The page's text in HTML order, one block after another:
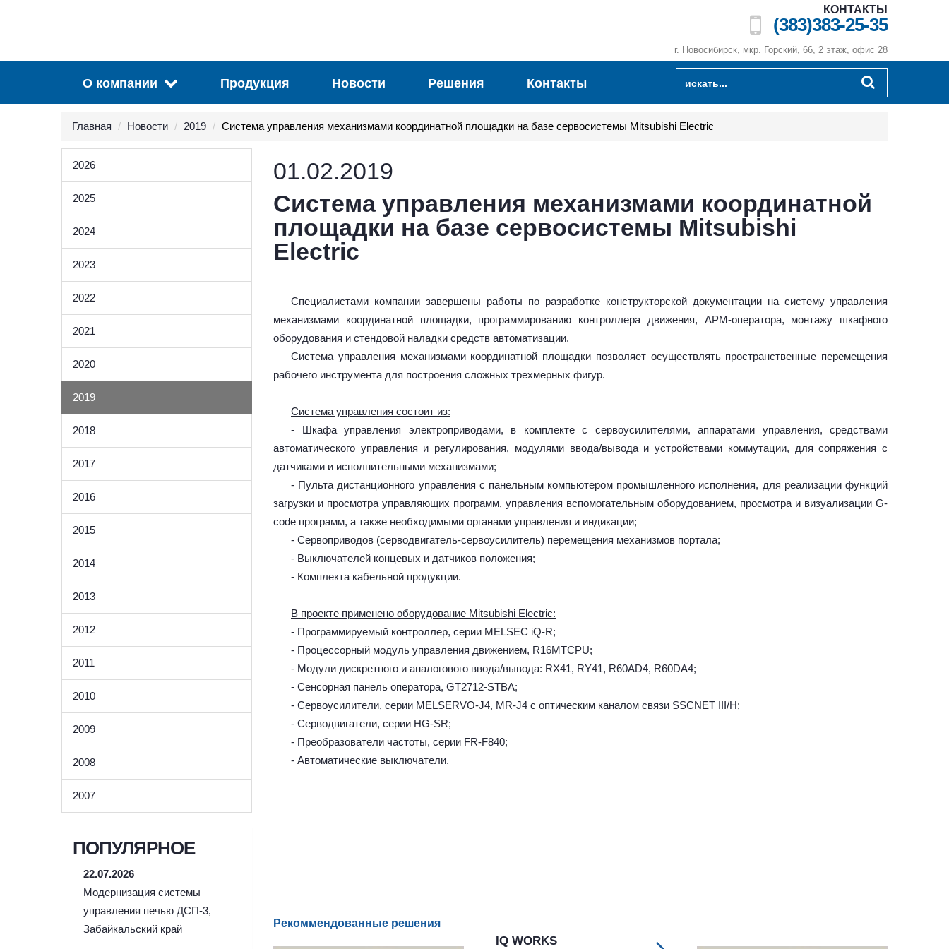
КОНТАКТЫ
(383)383-25-35
г. Новосибирск, мкр. Горский, 66, 2 этаж, офис 28
О компании Продукция Новости Решения Контакты
Главная Новости 2019 Система управления механизмами координатной площадки на базе сервосистемы Mitsubishi Electric
2026
2025
2024
2023
2022
2021
2020
2019
2018
2017
2016
2015
2014
2013
2012
2011
2010
2009
2008
2007
ПОПУЛЯРНОЕ
22.07.2026
Модернизация системы
управления печью ДСП-3,
Забайкальский край
01.02.2019
Система управления механизмами координатной
площадки на базе сервосистемы Mitsubishi
Electric
Специалистами компании завершены работы по разработке конструкторской документации на систему управления
механизмами координатной площадки, программированию контроллера движения, АРМ-оператора, монтажу шкафного
оборудования и стендовой наладки средств автоматизации.
Система управления механизмами координатной площадки позволяет осуществлять пространственные перемещения
рабочего инструмента для построения сложных трехмерных фигур.
Система управления состоит из:
- Шкафа управления электроприводами, в комплекте с сервоусилителями, аппаратами управления, средствами
автоматического управления и регулирования, модулями ввода/вывода и устройствами коммутации, для сопряжения с
датчиками и исполнительными механизмами;
- Пульта дистанционного управления с панельным компьютером промышленного исполнения, для реализации функций
загрузки и просмотра управляющих программ, управления вспомогательным оборудованием, просмотра и визуализации G-
code программ, а также необходимыми органами управления и индикации;
- Сервоприводов (серводвигатель-сервоусилитель) перемещения механизмов портала;
- Выключателей концевых и датчиков положения;
- Комплекта кабельной продукции.
В проекте применено оборудование Mitsubishi Electric:
- Программируемый контроллер, серии MELSEC iQ-R;
- Процессорный модуль управления движением, R16MTCPU;
- Модули дискретного и аналогового ввода/вывода: RX41, RY41, R60AD4, R60DA4;
- Сенсорная панель оператора, GT2712-STBA;
- Сервоусилители, серии MELSERVO-J4, MR-J4 с оптическим каналом связи SSCNET III/H;
- Серводвигатели, серии HG-SR;
- Преобразователи частоты, серии FR-F840;
- Автоматические выключатели.
Рекоммендованные решения
IQ WORKS